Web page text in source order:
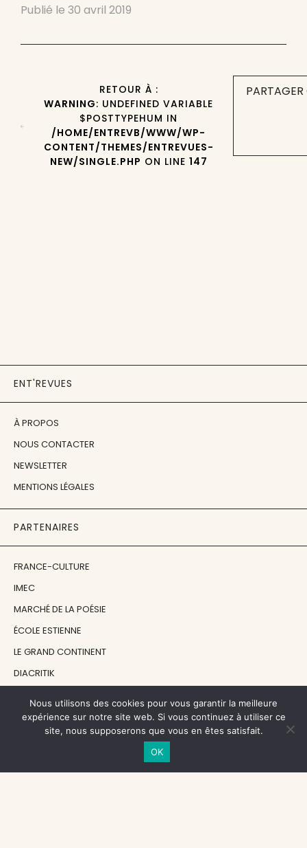
Publié le 30 avril 2019
RETOUR À :
WARNING: UNDEFINED VARIABLE
$POSTTYPEHUM IN
/HOME/ENTREVB/WWW/WP-
CONTENT/THEMES/ENTREVUES-
NEW/SINGLE.PHP ON LINE 147
ENT'REVUES
À PROPOS
NOUS CONTACTER
NEWSLETTER
MENTIONS LÉGALES
PARTENAIRES
FRANCE-CULTURE
IMEC
MARCHÉ DE LA POÉSIE
ÉCOLE ESTIENNE
LE GRAND CONTINENT
DIACRITIK
NOS SOUTIENS
CENTRE NATIONAL DU LIVRE
Nous utilisons des cookies pour vous garantir la meilleure
expérience sur notre site web. Si vous continuez à utiliser ce
site, nous supposerons que vous en êtes satisfait.
OK